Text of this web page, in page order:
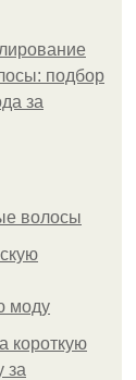
подбор
за
волосы
моду
короткую
за